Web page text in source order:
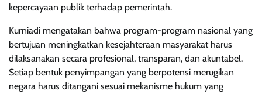
kepercayaan publik terhadap pemerintah.
Kurniadi mengatakan bahwa program-program nasional yang
bertujuan meningkatkan kesejahteraan masyarakat harus
dilaksanakan secara profesional, transparan, dan akuntabel.
Setiap bentuk penyimpangan yang berpotensi merugikan
negara harus ditangani sesuai mekanisme hukum yang